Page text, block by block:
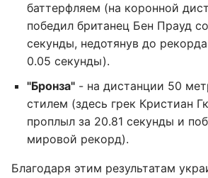
баттерфляем (на коронной
победил британец Бен Прауд
секунды, недотянув до
0.05 секунды).
"Бронза" - на дистанции 50
стилем (здесь грек Кристиан
проплыл за 20.81 секунды и
мировой рекорд).
Благодаря этим результатам